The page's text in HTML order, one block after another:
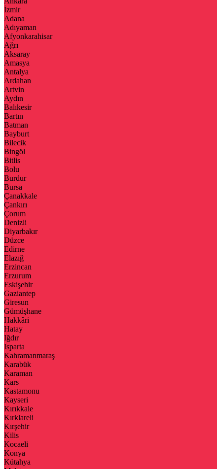
İzmir
Adana
Adıyaman
Afyonkarahisar
Ağrı
Aksaray
Amasya
Antalya
Ardahan
Artvin
Aydın
Balıkesir
Bartın
Batman
Bayburt
Bilecik
Bingöl
Bitlis
Bolu
Burdur
Bursa
Çanakkale
Çankırı
Çorum
Denizli
Diyarbakır
Düzce
Edirne
Elazığ
Erzincan
Erzurum
Eskişehir
Gaziantep
Giresun
Gümüşhane
Hakkâri
Hatay
Iğdır
Isparta
Kahramanmaraş
Karabük
Karaman
Kars
Kastamonu
Kayseri
Kırıkkale
Kırklareli
Kırşehir
Kilis
Kocaeli
Konya
Kütahya